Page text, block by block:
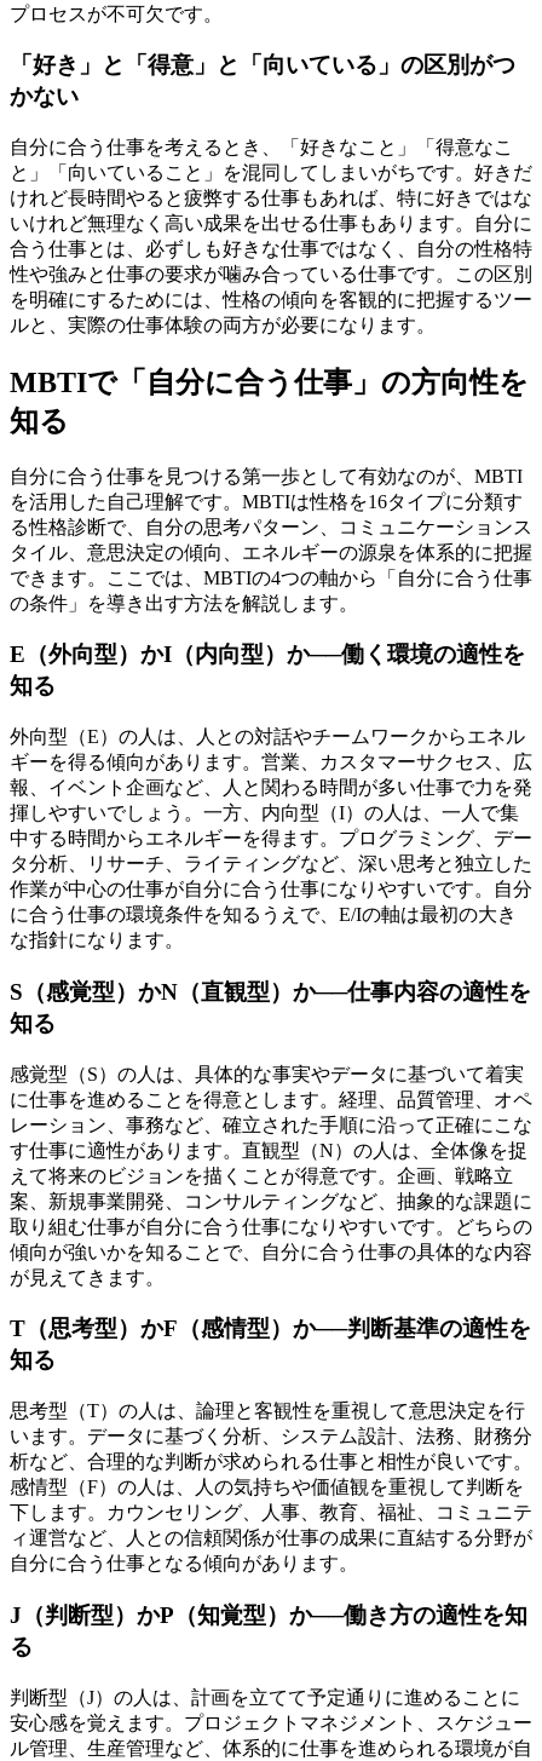
プロセスが不可欠です。
「好き」と「得意」と「向いている」の区別がつ
かない
自分に合う仕事を考えるとき、「好きなこと」「得意なこ
と」「向いていること」を混同してしまいがちです。好きだ
けれど長時間やると疲弊する仕事もあれば、特に好きではな
いけれど無理なく高い成果を出せる仕事もあります。自分に
合う仕事とは、必ずしも好きな仕事ではなく、自分の性格特
性や強みと仕事の要求が噛み合っている仕事です。この区別
を明確にするためには、性格の傾向を客観的に把握するツー
ルと、実際の仕事体験の両方が必要になります。
MBTIで「自分に合う仕事」の方向性を
知る
自分に合う仕事を見つける第一歩として有効なのが、MBTI
を活用した自己理解です。MBTIは性格を16タイプに分類す
る性格診断で、自分の思考パターン、コミュニケーションス
タイル、意思決定の傾向、エネルギーの源泉を体系的に把握
できます。ここでは、MBTIの4つの軸から「自分に合う仕事
の条件」を導き出す方法を解説します。
E（外向型）かI（内向型）か──働く環境の適性を
知る
外向型（E）の人は、人との対話やチームワークからエネル
ギーを得る傾向があります。営業、カスタマーサクセス、広
報、イベント企画など、人と関わる時間が多い仕事で力を発
揮しやすいでしょう。一方、内向型（I）の人は、一人で集
中する時間からエネルギーを得ます。プログラミング、デー
タ分析、リサーチ、ライティングなど、深い思考と独立した
作業が中心の仕事が自分に合う仕事になりやすいです。自分
に合う仕事の環境条件を知るうえで、E/Iの軸は最初の大き
な指針になります。
S（感覚型）かN（直観型）か──仕事内容の適性を
知る
感覚型（S）の人は、具体的な事実やデータに基づいて着実
に仕事を進めることを得意とします。経理、品質管理、オペ
レーション、事務など、確立された手順に沿って正確にこな
す仕事に適性があります。直観型（N）の人は、全体像を捉
えて将来のビジョンを描くことが得意です。企画、戦略立
案、新規事業開発、コンサルティングなど、抽象的な課題に
取り組む仕事が自分に合う仕事になりやすいです。どちらの
傾向が強いかを知ることで、自分に合う仕事の具体的な内容
が見えてきます。
T（思考型）かF（感情型）か──判断基準の適性を
知る
思考型（T）の人は、論理と客観性を重視して意思決定を行
います。データに基づく分析、システム設計、法務、財務分
析など、合理的な判断が求められる仕事と相性が良いです。
感情型（F）の人は、人の気持ちや価値観を重視して判断を
下します。カウンセリング、人事、教育、福祉、コミュニテ
ィ運営など、人との信頼関係が仕事の成果に直結する分野が
自分に合う仕事となる傾向があります。
J（判断型）かP（知覚型）か──働き方の適性を知
る
判断型（J）の人は、計画を立てて予定通りに進めることに
安心感を覚えます。プロジェクトマネジメント、スケジュー
ル管理、生産管理など、体系的に仕事を進められる環境が自